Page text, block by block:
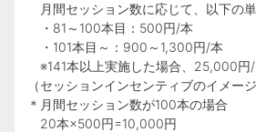
月間セッション数に応じて、以下の単
・81～100本目：500円/本
・101本目～：900～1,300円/本
※141本以上実施した場合、25,000円
（セッションインセンティブのイメージ
＊月間セッション数が100本の場合
20本×500円=10,000円